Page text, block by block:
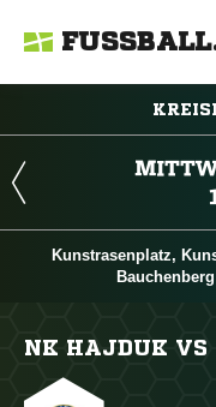
Kunstrasenplatz,
NK HAJDUK VS